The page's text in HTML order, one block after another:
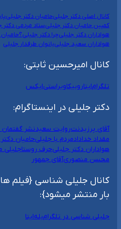
کانال اصلی دکتر جلیلیحامیان دکتر جلیلی
کمپین حامیان دکتر جلیلیستاد مردمی دکتر
هواداران دکتر جلیلیچرا دکتر جلیلی؟
هواداران سعید جلیلیبانوان طرفدار جلیلی
کانال امیرحسین ثابتی:
تلگرامایتاروبیکاویراستیایکس
دکتر جلیلی در اینستاگرام:
آقای پرزیدنتروایت سعیدنشر
مقداد خدادادمردم با جلیلیحامیان
هواداران دکتر جلیلیحرف روستاجلیلی
محسن منصوریآقای جمهور
کانال جلیلی شناسی {فیلم
بار منتشر میشود}:
جلیلی شناسی در تلگرامبلهایتا